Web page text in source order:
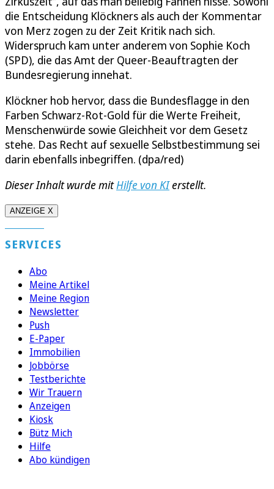
die Entscheidung Klöckners als auch der Kommentar
von Merz zogen zu der Zeit Kritik nach sich.
Widerspruch kam unter anderem von Sophie Koch
(SPD), die das Amt der Queer-Beauftragten der
Bundesregierung innehat.
Klöckner hob hervor, dass die Bundesflagge in den
Farben Schwarz-Rot-Gold für die Werte Freiheit,
Menschenwürde sowie Gleichheit vor dem Gesetz
stehe. Das Recht auf sexuelle Selbstbestimmung sei
darin ebenfalls inbegriffen. (dpa/red)
Dieser Inhalt wurde mitHilfe von KIerstellt.
ANZEIGE X
SERVICES
Abo
Meine Artikel
Meine Region
Newsletter
Push
E-Paper
Immobilien
Jobbörse
Testberichte
Wir Trauern
Anzeigen
Kiosk
Bütz Mich
Hilfe
Abo kündigen